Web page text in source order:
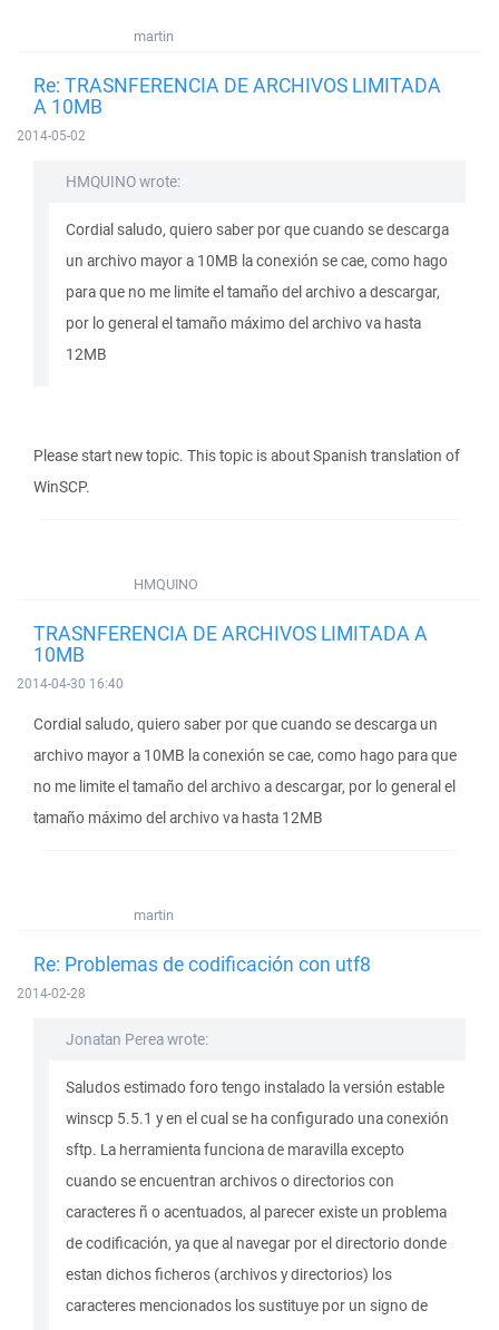
martin
Re: TRASNFERENCIA DE ARCHIVOS LIMITADA
A 10MB
2014-05-02
HMQUINO wrote:
Cordial saludo, quiero saber por que cuando se descarga
un archivo mayor a 10MB la conexión se cae, como hago
para que no me limite el tamaño del archivo a descargar,
por lo general el tamaño máximo del archivo va hasta
12MB
Please start new topic. This topic is about Spanish translation of
WinSCP.
HMQUINO
TRASNFERENCIA DE ARCHIVOS LIMITADA A
10MB
2014-04-30 16:40
Cordial saludo, quiero saber por que cuando se descarga un
archivo mayor a 10MB la conexión se cae, como hago para que
no me limite el tamaño del archivo a descargar, por lo general el
tamaño máximo del archivo va hasta 12MB
martin
Re: Problemas de codificación con utf8
2014-02-28
Jonatan Perea wrote:
Saludos estimado foro tengo instalado la versión estable
winscp 5.5.1 y en el cual se ha configurado una conexión
sftp. La herramienta funciona de maravilla excepto
cuando se encuentran archivos o directorios con
caracteres ñ o acentuados, al parecer existe un problema
de codificación, ya que al navegar por el directorio donde
estan dichos ficheros (archivos y directorios) los
caracteres mencionados los sustituye por un signo de